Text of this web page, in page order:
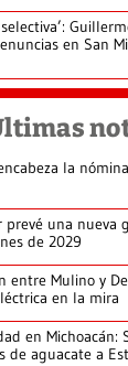
en San
la
prevé una nueva
de 2029
entre Mulino y
en la mira
en Michoacán:
de aguacate a